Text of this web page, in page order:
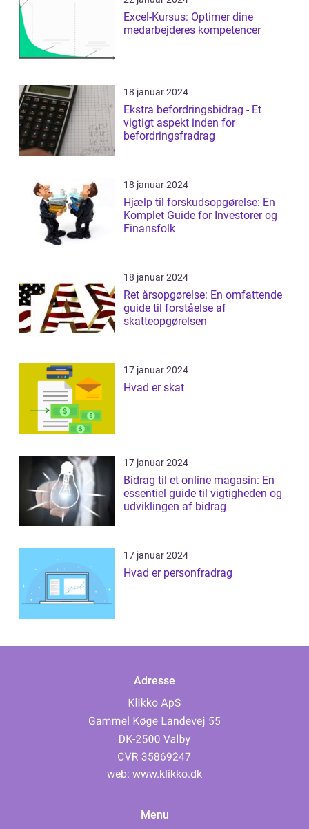
Excel-Kursus: Optimer dine
medarbejderes kompetencer
18 januar 2024
Ekstra befordringsbidrag - Et
vigtigt aspekt inden for
befordringsfradrag
18 januar 2024
Hjælp til forskudsopgørelse: En
Komplet Guide for Investorer og
Finansfolk
18 januar 2024
Ret årsopgørelse: En omfattende
guide til forståelse af
skatteopgørelsen
17 januar 2024
Hvad er skat
17 januar 2024
Bidrag til et online magasin: En
essentiel guide til vigtigheden og
udviklingen af bidrag
17 januar 2024
Hvad er personfradrag
Adresse
web: www.klikko.dk
Menu